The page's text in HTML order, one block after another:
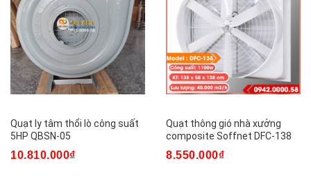
Quạt ly tâm thổi lò công suất
5HP QBSN-05
10.810.000₫
Quạt thông gió nhà xưởng
composite Soffnet DFC-138
8.550.000₫